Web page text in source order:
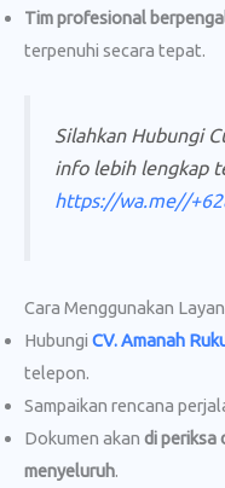
Tim profesional
terpenuhi secara tepat.
Silahkan Hubungi
info lebih lengkap
https://wa.me//
Cara Menggunakan
Hubungi CV. Amanah
telepon.
Sampaikan rencana
Dokumen akan di periksa
menyeluruh.